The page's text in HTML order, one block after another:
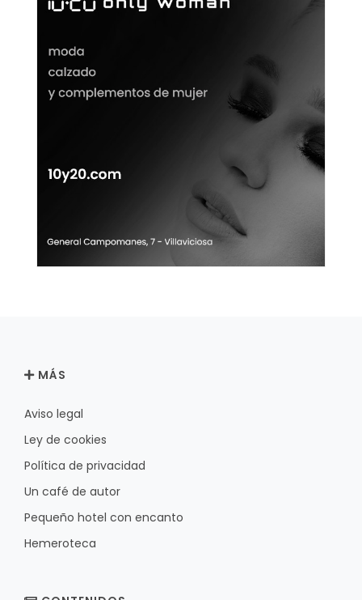
MÁS
Aviso legal
Ley de cookies
Política de privacidad
Un café de autor
Pequeño hotel con encanto
Hemeroteca